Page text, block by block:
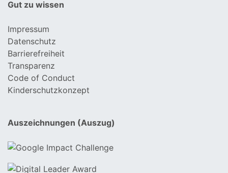
Gut zu wissen
Impressum
Datenschutz
Barrierefreiheit
Transparenz
Code of Conduct
Kinderschutzkonzept
Auszeichnungen (Auszug)